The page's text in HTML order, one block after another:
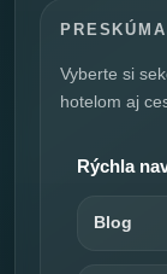
Vyberte si
hotelom aj
Rýchla
Blog